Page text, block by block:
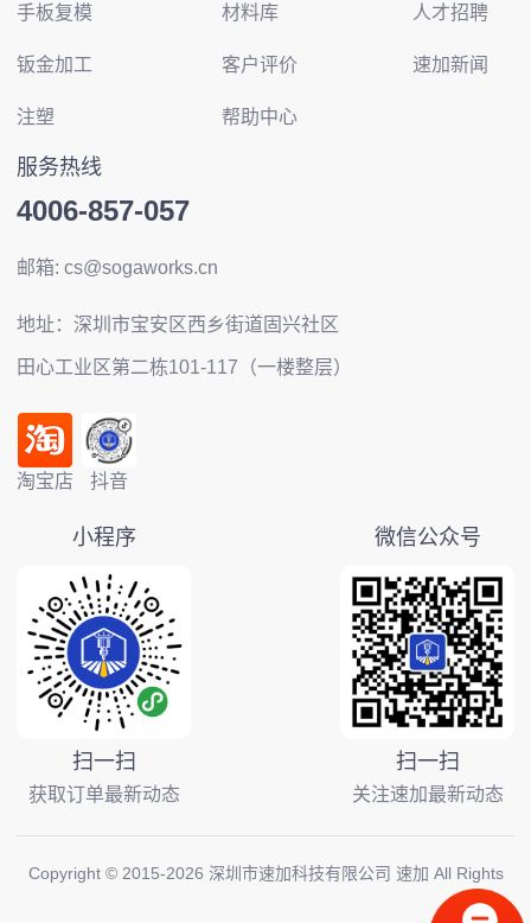
手板复模
钣金加工
注塑
材料库
客户评价
帮助中心
人才招聘
速加新闻
服务热线
4006-857-057
邮箱: cs@sogaworks.cn
地址：深圳市宝安区西乡街道固兴社区
田心工业区第二栋101-117（一楼整层）
淘宝店 抖音
小程序
扫一扫
获取订单最新动态
微信公众号
扫一扫
关注速加最新动态
Copyright © 2015-2026 深圳市速加科技有限公司 速加 All Rights